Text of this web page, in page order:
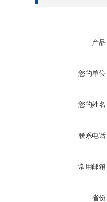
产品
您的单位
您的姓名
联系电话
常用邮箱
省份